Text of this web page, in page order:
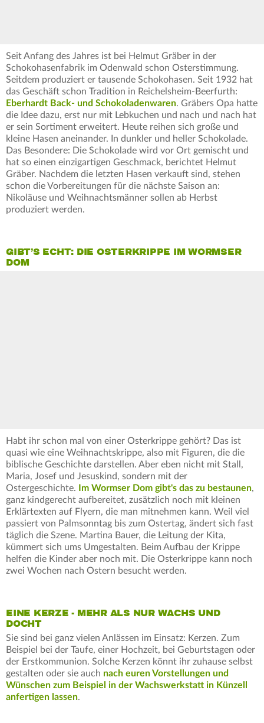
Seit Anfang des Jahres ist bei Helmut Gräber in der
Schokohasenfabrik im Odenwald schon Osterstimmung.
Seitdem produziert er tausende Schokohasen. Seit 1932 hat
das Geschäft schon Tradition in Reichelsheim-Beerfurth:
Eberhardt Back- und Schokoladenwaren. Gräbers Opa hatte
die Idee dazu, erst nur mit Lebkuchen und nach und nach hat
er sein Sortiment erweitert. Heute reihen sich große und
kleine Hasen aneinander. In dunkler und heller Schokolade.
Das Besondere: Die Schokolade wird vor Ort gemischt und
hat so einen einzigartigen Geschmack, berichtet Helmut
Gräber. Nachdem die letzten Hasen verkauft sind, stehen
schon die Vorbereitungen für die nächste Saison an:
Nikoläuse und Weihnachtsmänner sollen ab Herbst
produziert werden.
GIBT’S ECHT: DIE OSTERKRIPPE IM WORMSER
DOM
Habt ihr schon mal von einer Osterkrippe gehört? Das ist
quasi wie eine Weihnachtskrippe, also mit Figuren, die die
biblische Geschichte darstellen. Aber eben nicht mit Stall,
Maria, Josef und Jesuskind, sondern mit der
Ostergeschichte.
Im Wormser Dom gibt's das zu bestaunen,
ganz kindgerecht aufbereitet, zusätzlich noch mit kleinen
Erklärtexten auf Flyern, die man mitnehmen kann. Weil viel
passiert von Palmsonntag bis zum Ostertag, ändert sich fast
täglich die Szene. Martina Bauer, die Leitung der Kita,
kümmert sich ums Umgestalten. Beim Aufbau der Krippe
helfen die Kinder aber noch mit. Die Osterkrippe kann noch
zwei Wochen nach Ostern besucht werden.
EINE KERZE - MEHR ALS NUR WACHS UND
DOCHT
Sie sind bei ganz vielen Anlässen im Einsatz: Kerzen. Zum
Beispiel bei der Taufe, einer Hochzeit, bei Geburtstagen oder
der Erstkommunion. Solche Kerzen könnt ihr zuhause selbst
gestalten oder sie auch nach euren Vorstellungen und
Wünschen zum Beispiel in der Wachswerkstatt in Künzell
anfertigen lassen.